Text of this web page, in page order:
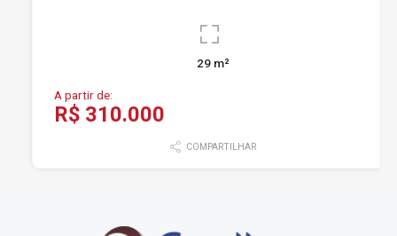
29 m²
A partir de:
R$ 310.000
COMPARTILHAR